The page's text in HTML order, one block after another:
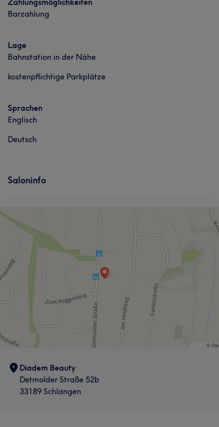
Zahlungsmöglichkeiten
Barzahlung
Lage
Bahnstation in der Nähe
kostenpflichtige Parkplätze
Sprachen
Englisch
Deutsch
Saloninfo
Diadem Beauty
Detmolder Straße 52b
33189 Schlangen